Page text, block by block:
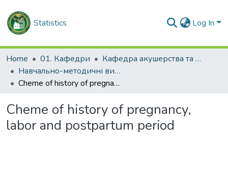
Statistics Log In
Home 01. Кафедри
Кафедра акушерства та гінекології № 2
Навчально-методичні видання. Кафедра акушерства та гінекології № 2
Cheme of history of pregnancy, labor and postpartum period
Cheme of history of pregnancy,
labor and postpartum period